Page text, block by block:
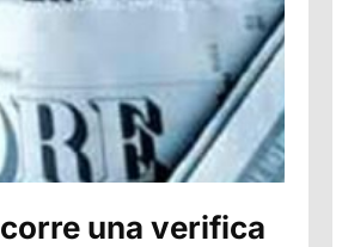
una verifica